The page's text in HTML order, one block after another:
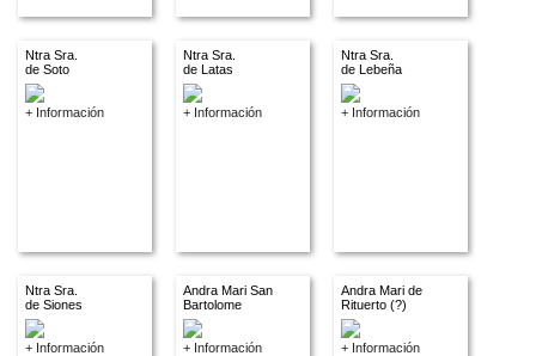
Ntra Sra.
de Soto
+ Información
Ntra Sra.
de Latas
+ Información
Ntra Sra.
de Lebeña
+ Información
Ntra Sra.
de Siones
+ Información
Andra Mari San
Bartolome
+ Información
Andra Mari de
Rituerto (?)
+ Información